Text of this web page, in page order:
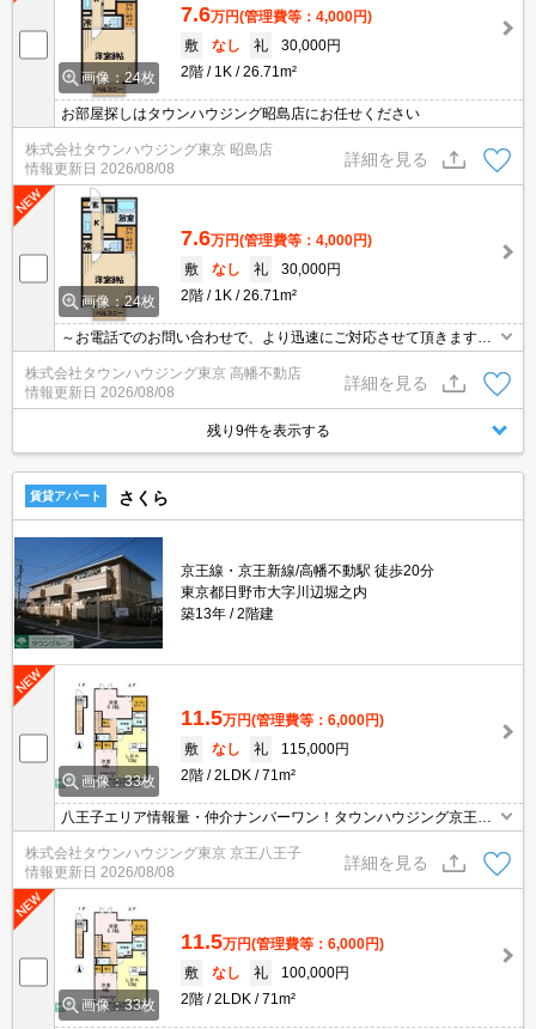
画像：24枚
7.6万円(管理費等：4,000円)
敷
なし 礼
30,000円
2階
1K 26.71m²
お部屋探しはタウンハウジング昭島店にお任せください
株式会社タウンハウジング東京 昭島店
情報更新日 2026/08/08
詳細を見る
画像：24枚
7.6万円(管理費等：4,000円)
敷
なし 礼
30,000円
2階
1K 26.71m²
～お電話でのお問い合わせで、より迅速にご対応させて頂きます～
地域密着タウンハウジングまで～
株式会社タウンハウジング東京 高幡不動店
情報更新日 2026/08/08
詳細を見る
残り9件を表示する
賃貸アパート さくら
京王線・京王新線/高幡不動駅 徒歩20分
東京都日野市大字川辺堀之内
築13年
2階建
画像：33枚
11.5万円(管理費等：6,000円)
敷
なし 礼
115,000円
2階
2LDK 71m²
八王子エリア情報量・仲介ナンバーワン！タウンハウジング京王八
王子店です!お客様用駐車場もございますので車でのご来店も大歓迎
です！
株式会社タウンハウジング東京 京王八王子
情報更新日 2026/08/08
詳細を見る
画像：33枚
11.5万円(管理費等：6,000円)
敷
なし 礼
100,000円
2階
2LDK 71m²